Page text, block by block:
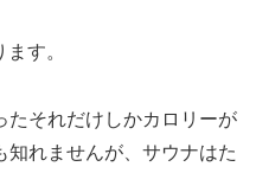
す。
たそれだけしかカロリーが
れませんが、サウナはた